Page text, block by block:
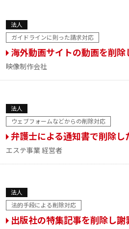
法人
ガイドラインに則った請求対応
海外動画サイトの動画を削除
映像制作会社
法人
ウェブフォームなどからの削除対応
弁護士による通知書で削除し
エステ事業 経営者
法人
法的手段による削除対応
出版社の特集記事を削除し